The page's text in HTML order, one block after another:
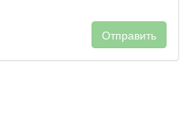
Отправить